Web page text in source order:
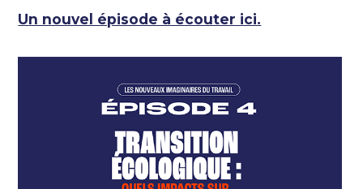
Un nouvel épisode à écouter ici.